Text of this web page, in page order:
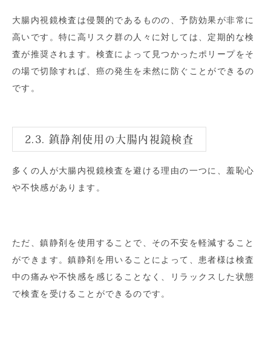
大腸内視鏡検査は侵襲的であるものの、予防効果が非常に
高いです。特に高リスク群の人々に対しては、定期的な検
査が推奨されます。検査によって見つかったポリープをそ
の場で切除すれば、癌の発生を未然に防ぐことができるの
です。
2.3. 鎮静剤使用の大腸内視鏡検査
多くの人が大腸内視鏡検査を避ける理由の一つに、羞恥心
や不快感があります。
ただ、鎮静剤を使用することで、その不安を軽減すること
ができます。鎮静剤を用いることによって、患者様は検査
中の痛みや不快感を感じることなく、リラックスした状態
で検査を受けることができるのです。